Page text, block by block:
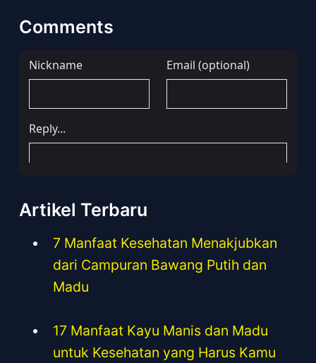
Comments
Artikel Terbaru
7 Manfaat Kesehatan Menakjubkan
dari Campuran Bawang Putih dan
Madu
17 Manfaat Kayu Manis dan Madu
untuk Kesehatan yang Harus Kamu